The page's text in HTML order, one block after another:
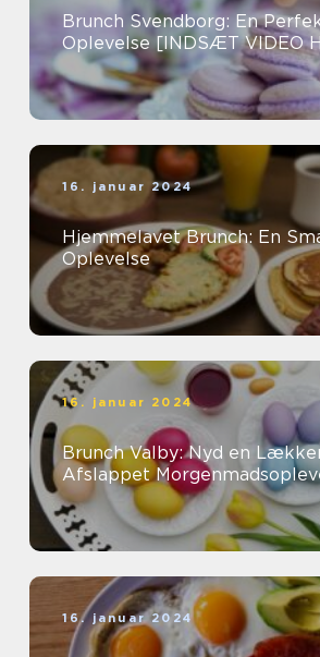
Brunch Svendborg: En
Oplevelse [INDSÆT VIDEO
16. januar 2024
Hjemmelavet Brunch: En
Oplevelse
16. januar 2024
Brunch Valby: Nyd en
Afslappet
16. januar 2024